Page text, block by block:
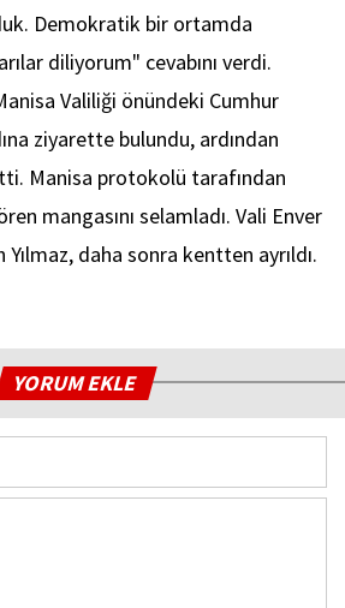
Demokratik bir ortamda
diliyorum" cevabını verdi.
Valiliği önündeki Cumhur
ziyarette bulundu, ardından
Manisa protokolü tarafından
mangasını selamladı. Vali Enver
daha sonra kentten ayrıldı.
YORUM EKLE